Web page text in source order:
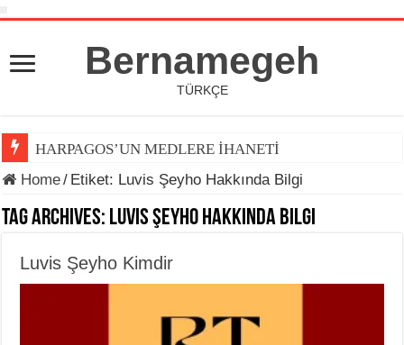
Bernamegeh
TÜRKÇE
HARPAGOS’UN MEDLERE İHANETİ
Home/ Etiket: Luvis Şeyho Hakkında Bilgi
Tag Archives: Luvis Şeyho Hakkında Bilgi
Luvis Şeyho Kimdir